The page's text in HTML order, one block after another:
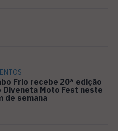
Frio recebe 20ª edição
Diveneta Moto Fest neste
de semana